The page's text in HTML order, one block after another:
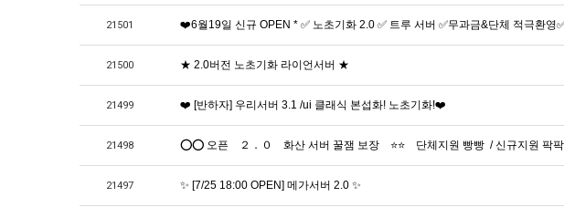
21501 ❤️6월19일 신규 OPEN * ✅ 노초기화 2.0 ✅ 트루 서버 ✅무과금&단체 적극환영
21500 ★ 2.0버전 노초기화 라이언서버 ★
21499 ❤️ [반하자] 우리서버 3.1 /ui 클래식 본섭화! 노초기화!❤️
21498 ⭕⭕ 오픈 ２．０ 화산 서버 꿀잼 보장 ⭐⭐ 단체지원 빵빵 / 신규지원 팍
21497 ✨ [7/25 18:00 OPEN] 메가서버 2.0 ✨